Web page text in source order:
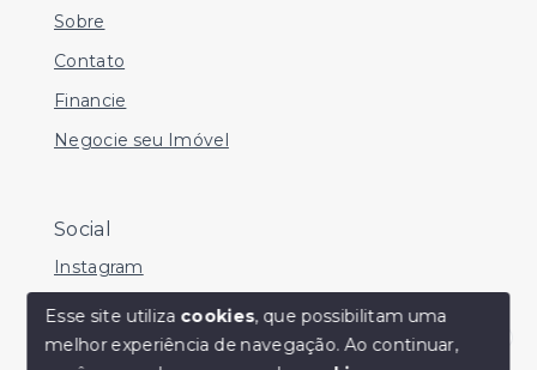
Sobre
Contato
Financie
Negocie seu Imóvel
Social
Instagram
Facebook
Youtube
Esse site utiliza cookies, que possibilitam uma
melhor experiência de navegação.Ao continuar,